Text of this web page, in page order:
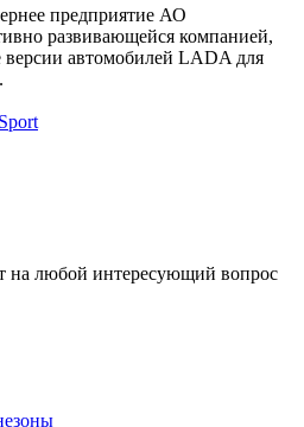
предприятие АО
развивающейся компанией,
автомобилей LADA для
на любой интересующий вопрос